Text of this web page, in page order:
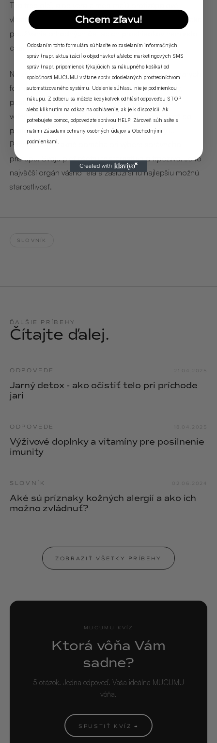
Tea tree olej, aloe vera a med majú protizápalové
vlastnosti. Tie môžu pomôcť pri miernom akné. Je to ako
používanie prírodných čistiacich prostriedkov namiesto
chemických. Môžu byť šetrné, a pritom účinné.
Na záver možno povedať, že akné sa vyskytuje v rôznych
formách, ako sú biele bodky, čierne bodky, papuly,
pustuly, uzlíky a cysty. Možnosti liečby siahajú od
voľnopredajných produktov a liekov na predpis až po
profesionálne ošetrenia a zmeny životného štýlu.
Poznanie typu akné pomáha pri výbere správneho
prístupu. Svoju pleť ošetrujte starostlivo a trpezlivo. Je to
najväčší orgán vášho tela a zaslúži si tú najlepšiu možnú
starostlivosť.
SLOVNÍK
ĎALŠIE PRÍBEHY
Čítajte ďalej.
ODPOVEDE 21.04.2025
Jarný detox - ako očistiť telo pri príchode
jari
ODPOVEDE 18.04.2025
Výživové doplnky a vitamíny pre posilnenie
imunity
SLOVNÍK 02.06.2024
Aké sú príznaky kožných alergií a ako ich
možno zvládnuť?
ZOBRAZIŤ VŠETKY PRÍBEHY
MUCUMU KVÍZ
Ktorá vôňa Vám
sadne?
5 otázok. Jedna odpoveď. Vaša ideálna MUCUMU
vôňa.
SPUSTIŤ KVÍZ →
Chcem zľavu!
Odoslaním tohto formulára súhlasíte so zasielaním informačných
správ (napr. aktualizácií o objednávke) a/alebo marketingových SMS
správ (napr. pripomienok týkajúcich sa nákupného košíka) od
spoločnosti MUCUMU vrátane správ odosielaných prostredníctvom
automatizovaného systému. Udelenie súhlasu nie je podmienkou
nákupu. Z odberu sa môžete kedykoľvek odhlásiť odpoveďou STOP
alebo kliknutím na odkaz na odhlásenie, ak je k dispozícii. Ak
potrebujete pomoc, odpovedzte správou HELP. Zároveň súhlasíte s
našimi Zásadami ochrany osobných údajov a Obchodnými
podmienkami